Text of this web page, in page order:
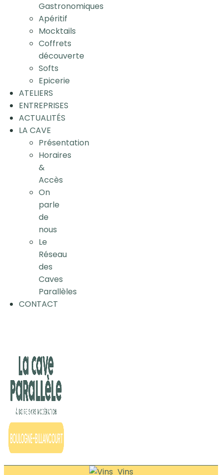
Gastronomiques
Apéritif
Mocktails
Coffrets
découverte
Softs
Epicerie
ATELIERS
ENTREPRISES
ACTUALITÉS
LA CAVE
Présentation
Horaires
&
Accès
On
parle
de
nous
Le
Réseau
des
Caves
Parallèles
CONTACT
Vins